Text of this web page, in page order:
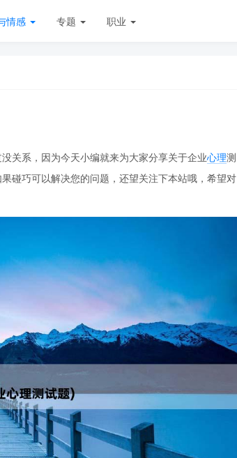
情感 专题 职业
关系，因为今天小编就来为大家分享关于企业心理测
碰巧可以解决您的问题，还望关注下本站哦，希望对